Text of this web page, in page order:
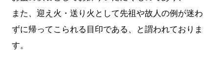
また、迎え火・送り火として先祖や故人の例が迷わ
ずに帰ってこられる目印である、と謂われておりま
す。